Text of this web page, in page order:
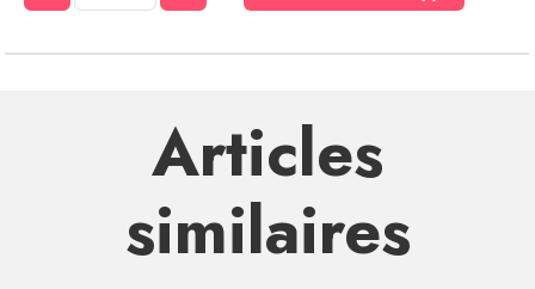
Articles
similaires